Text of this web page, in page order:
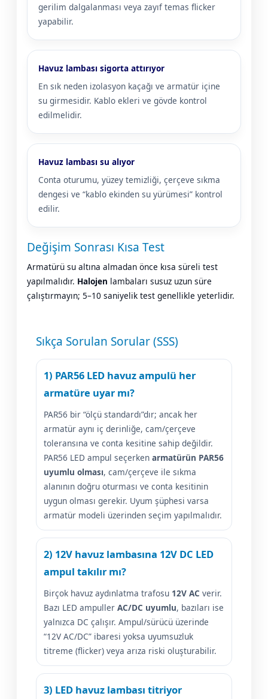
gerilim dalgalanması veya zayıf temas flicker
yapabilir.
Havuz lambası sigorta attırıyor
En sık neden izolasyon kaçağı ve armatür içine
su girmesidir. Kablo ekleri ve gövde kontrol
edilmelidir.
Havuz lambası su alıyor
Conta oturumu, yüzey temizliği, çerçeve sıkma
dengesi ve “kablo ekinden su yürümesi” kontrol
edilir.
Değişim Sonrası Kısa Test
Armatürü su altına almadan önce kısa süreli test
yapılmalıdır. Halojen lambaları susuz uzun süre
çalıştırmayın; 5–10 saniyelik test genellikle yeterlidir.
Sıkça Sorulan Sorular (SSS)
1) PAR56 LED havuz ampulü her
armatüre uyar mı?
PAR56 bir “ölçü standardı”dır; ancak her
armatür aynı iç derinliğe, cam/çerçeve
toleransına ve conta kesitine sahip değildir.
PAR56 LED ampul seçerken armatürün PAR56
uyumlu olması, cam/çerçeve ile sıkma
alanının doğru oturması ve conta kesitinin
uygun olması gerekir. Uyum şüphesi varsa
armatür modeli üzerinden seçim yapılmalıdır.
2) 12V havuz lambasına 12V DC LED
ampul takılır mı?
Birçok havuz aydınlatma trafosu 12V AC verir.
Bazı LED ampuller AC/DC uyumlu, bazıları ise
yalnızca DC çalışır. Ampul/sürücü üzerinde
“12V AC/DC” ibaresi yoksa uyumsuzluk
titreme (flicker) veya arıza riski oluşturabilir.
3) LED havuz lambası titriyor